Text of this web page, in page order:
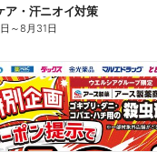
ア・汗ニオイ対策
～8月31日